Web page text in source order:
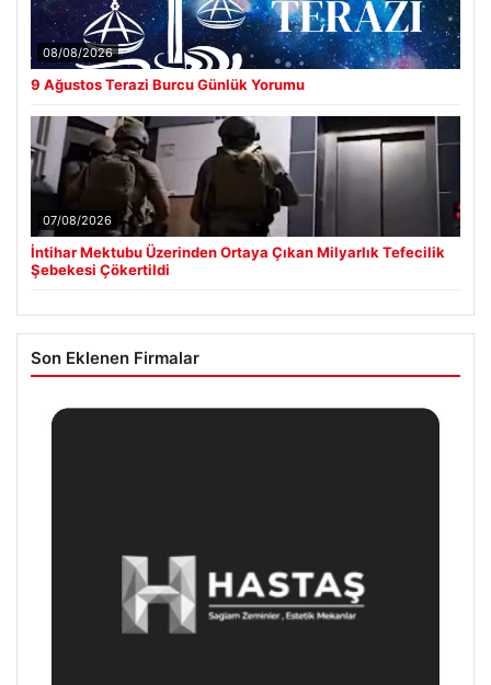
08/08/2026
9 Ağustos Terazi Burcu Günlük Yorumu
07/08/2026
İntihar Mektubu Üzerinden Ortaya Çıkan Milyarlık Tefecilik
Şebekesi Çökertildi
Son Eklenen Firmalar